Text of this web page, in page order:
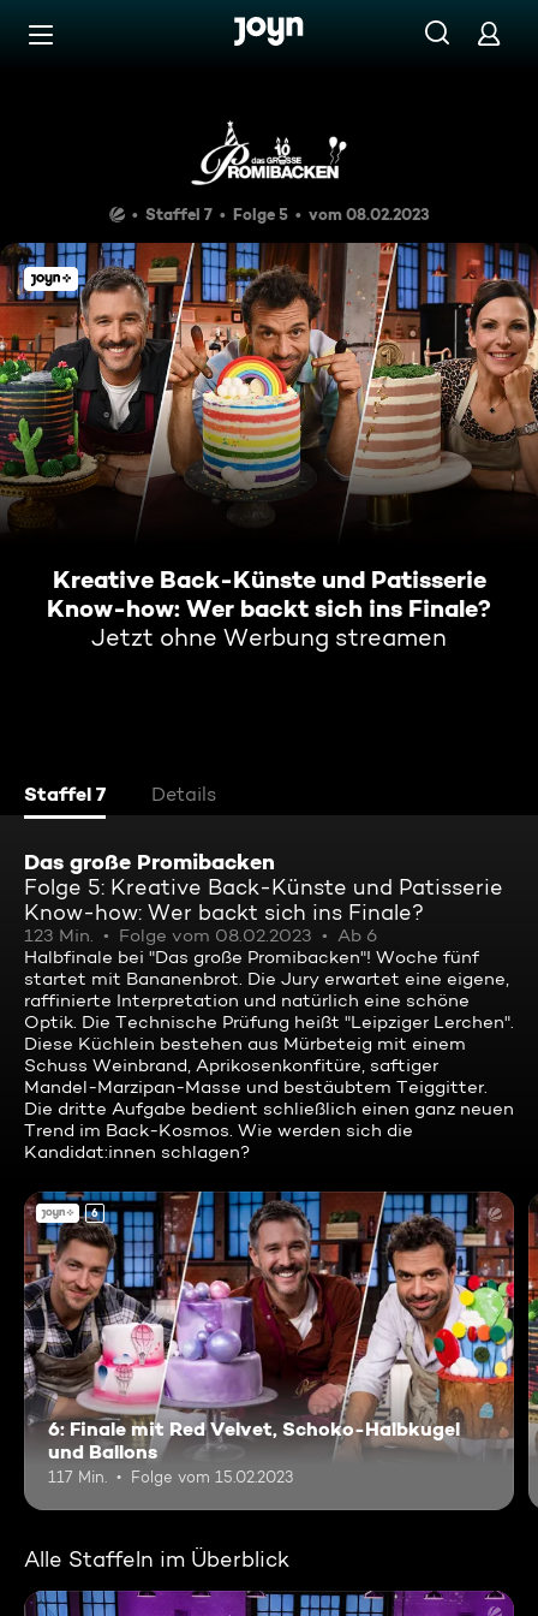
Zum Inhalt springen
Kreative Back-Künste und
Staffel 7 Folge 5 vom 08.02.2023
Kreative Back-Künste und Patisserie
Know-how: Wer backt sich ins Finale?
Jetzt ohne Werbung streamen
Staffel 7 Details
Das große Promibacken
Folge 5: Kreative Back-Künste und Patisserie
Know-how: Wer backt sich ins Finale?
123 Min. Folge vom 08.02.2023
Ab 6
Halbfinale bei "Das große Promibacken"! Woche fünf
startet mit Bananenbrot. Die Jury erwartet eine eigene,
raffinierte Interpretation und natürlich eine schöne
Optik. Die Technische Prüfung heißt "Leipziger Lerchen".
Diese Küchlein bestehen aus Mürbeteig mit einem
Schuss Weinbrand, Aprikosenkonfitüre, saftiger
Mandel-Marzipan-Masse und bestäubtem Teiggitter.
Die dritte Aufgabe bedient schließlich einen ganz neuen
Trend im Back-Kosmos. Wie werden sich die
Kandidat:innen schlagen?
6
6: Finale mit Red Velvet, Schoko-Halbkugel
und Ballons
117 Min. Folge vom 15.02.2023
Alle Staffeln im Überblick